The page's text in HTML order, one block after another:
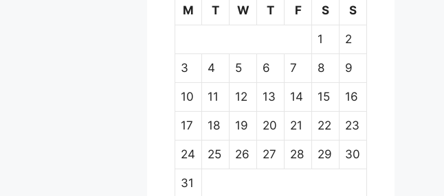
M
T W T F S S
1 2
3 4 5 6 7 8 9
10 11 12 13 14 15 16
17 18 19 20 21 22 23
24 25 26 27 28 29 30
31